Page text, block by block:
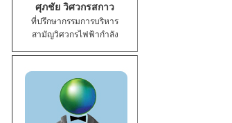
ศุภชัย วิศวกรสกาว
ที่ปรึกษากรรมการบริหาร
สามัญวิศวกรไฟฟ้ากำลัง